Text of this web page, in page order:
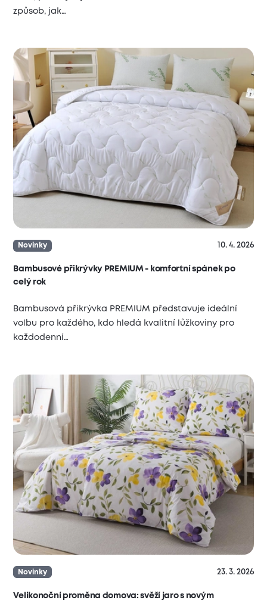
způsob, jak…
Novinky 10. 4. 2026
Bambusové přikrývky PREMIUM - komfortní spánek po
celý rok
Bambusová přikrývka PREMIUM představuje ideální
volbu pro každého, kdo hledá kvalitní lůžkoviny pro
každodenní…
Novinky 23. 3. 2026
Velikonoční proměna domova: svěží jaro s novým